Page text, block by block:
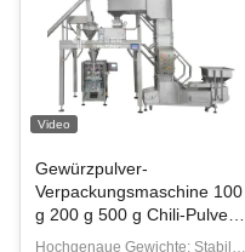
Video
Gewürzpulver-
Verpackungsmaschine 100
g 200 g 500 g Chili-Pulver-
Verpackungsausrüstung
Hochgenaue Gewichte: Stabile